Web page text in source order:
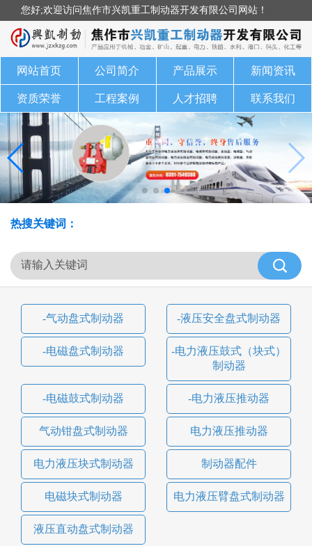
您好;欢迎访问焦作市兴凯重工制动器开发有限公司网站！
网站首页 公司简介 产品展示 新闻资讯
资质荣誉 工程案例 人才招聘 联系我们
热搜关键词：
-气动盘式制动器 -液压安全盘式制动器
-电磁盘式制动器
-电力液压鼓式（块式）
制动器
-电磁鼓式制动器 -电力液压推动器
气动钳盘式制动器 电力液压推动器
电力液压块式制动器 制动器配件
电磁块式制动器 电力液压臂盘式制动器
液压直动盘式制动器